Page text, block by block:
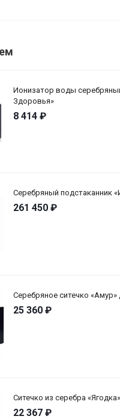
Ионизатор воды
Здоровья»
8 414 ₽
Серебряный подстаканник
261 450 ₽
Серебряное ситечко «Амур»
25 360 ₽
Ситечко из серебра
22 367 ₽